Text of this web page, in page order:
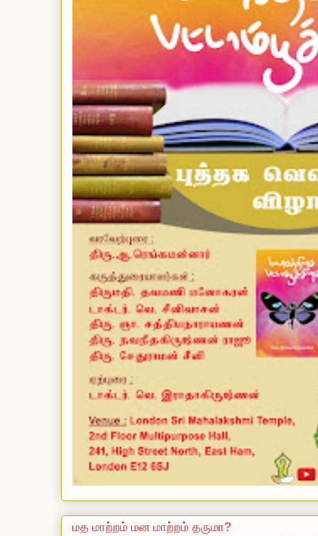
மத மாற்றம் மன மாற்றம் தருமா?